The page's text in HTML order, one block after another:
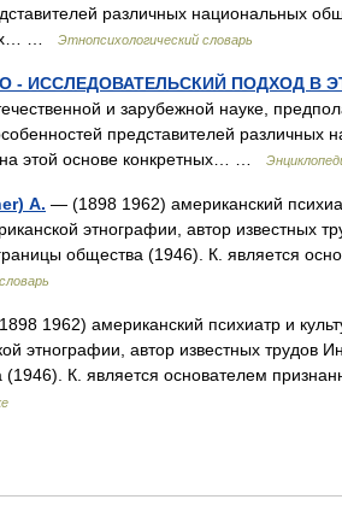
различных национальных
…
Этнопсихологический словарь
- ИССЛЕДОВАТЕЛЬСКИЙ ПОДХОД В
и зарубежной науке,
представителей
этой основе конкретных… …
А. — (1898 1962) американский
этнографии, автор известных
общества (1946). К. является
1962) американский психиатр и
этнографии, автор известных трудов
(1946). К. является основателем